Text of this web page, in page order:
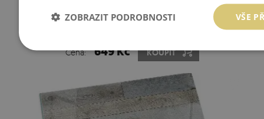
SKLO POD KRBOVÁ KAMNA DŘEVĚNÁ DESKA V
Cena: 649 Kč KOUPIT
VŠE
ZOBRAZIT PODROBNOSTI